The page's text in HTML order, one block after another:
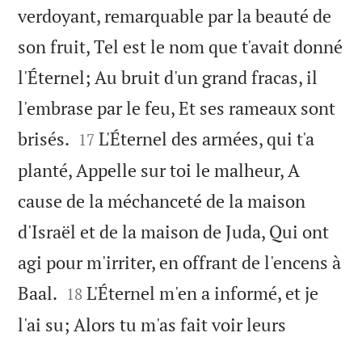
verdoyant, remarquable par la beauté de
son fruit, Tel est le nom que t'avait donné
l'Éternel; Au bruit d'un grand fracas, il
l'embrase par le feu, Et ses rameaux sont
brisés. 

17 L'Éternel des armées, qui t'a
planté, Appelle sur toi le malheur, A
cause de la méchanceté de la maison
d'Israël et de la maison de Juda, Qui ont
agi pour m'irriter, en offrant de l'encens à
Baal. 

18 L'Éternel m'en a informé, et je
l'ai su; Alors tu m'as fait voir leurs